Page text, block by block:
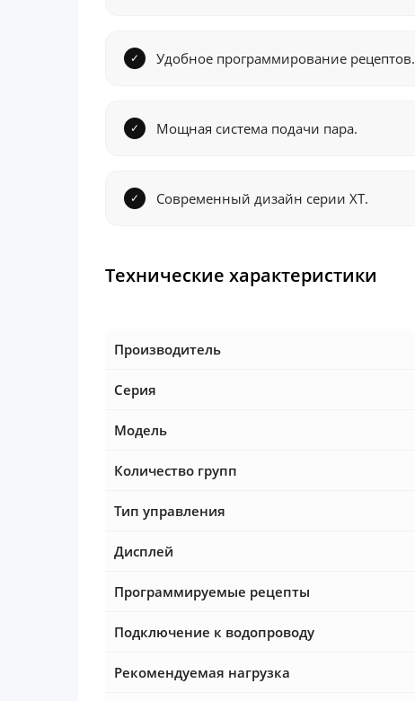
Удобное программирование рецептов.
Мощная система подачи пара.
Современный дизайн серии XT.
Технические характеристики
Производитель
Серия
Модель
Количество групп
Тип управления
Дисплей
Программируемые рецепты
Подключение к водопроводу
Рекомендуемая нагрузка